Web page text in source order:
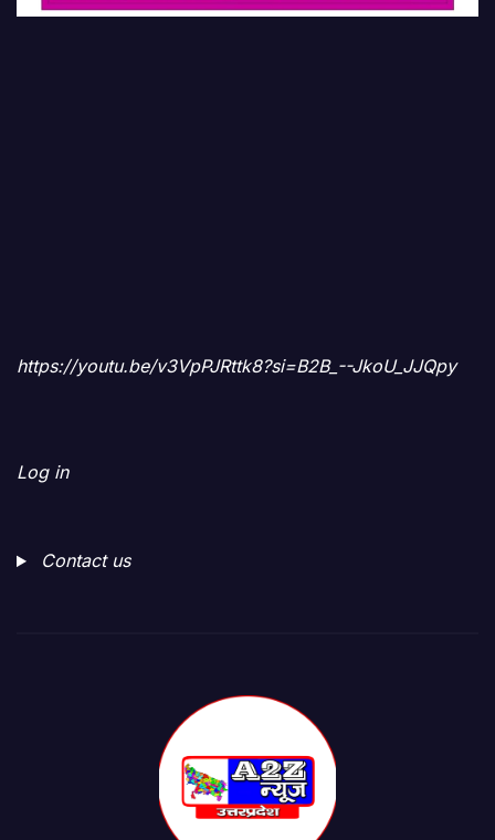
https://youtu.be/v3VpPJRttk8?si=B2B_--JkoU_JJQpy
Log in
Contact us